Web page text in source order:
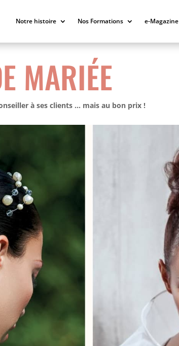
Notre histoire Nos Formations e-Magazine
MARIÉE
à ses clients … mais au bon prix !